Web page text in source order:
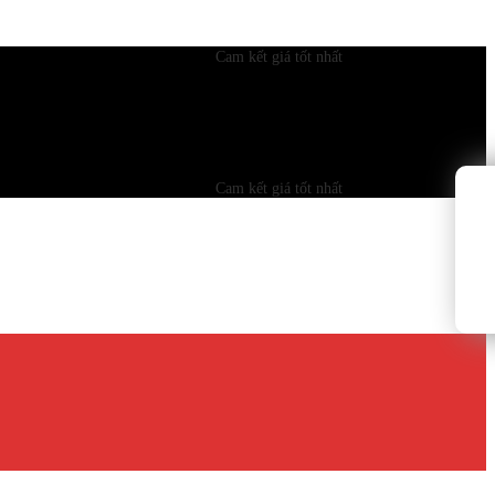
Cam kết giá tốt nhất
Cam kết giá tốt nhất